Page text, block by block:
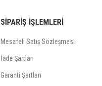
SİPARİŞ İŞLEMLERİ
Mesafeli Satış Sözleşmesi
İade Şartları
Garanti Şartları